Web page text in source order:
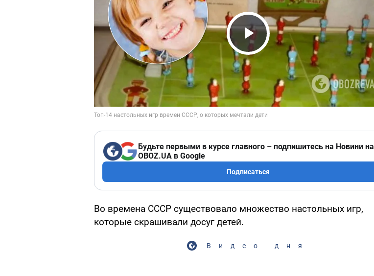
Play Video
Будьте первыми в курсе главного – подпишитесь на Новини на
OBOZ.UA в Google
Подписаться
Во времена СССР существовало множество настольных игр,
которые скрашивали досуг детей.
Видео дня